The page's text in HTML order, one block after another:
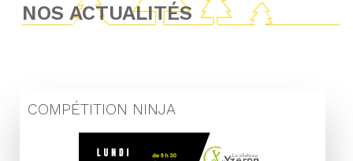
NOS ACTUALITÉS
COMPÉTITION NINJA